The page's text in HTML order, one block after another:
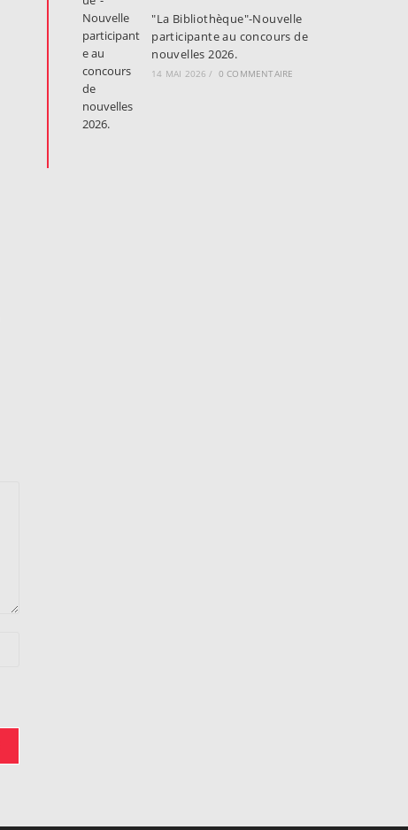
"La Bibliothèque"-Nouvelle
participante au concours de
nouvelles 2026.
14 MAI 2026 / 0 COMMENTAIRE